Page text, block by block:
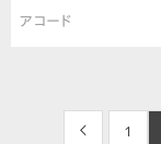
アコード
< 1